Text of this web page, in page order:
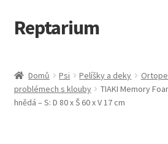
Přeskočit
na
Přejít
k
webu
Reptarium
Košík
Domů Psi Pelíšky a deky
problémech s klouby
TIAKI Memory
hnědá – S: D 80 x Š 60 x V 17 cm